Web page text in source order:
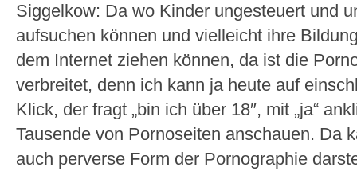
Siggelkow: Da wo Kinder ungesteuert und
aufsuchen können und vielleicht ihre
dem Internet ziehen können, da ist die
verbreitet, denn ich kann ja heute auf
Klick, der fragt „bin ich über 18″, mit „ja“
Tausende von Pornoseiten anschauen. Da
auch perverse Form der Pornographie